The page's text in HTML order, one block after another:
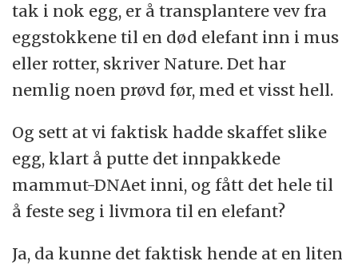
tak i nok egg, er å transplantere vev fra
eggstokkene til en død elefant inn i mus
eller rotter, skriver Nature. Det har
nemlig noen prøvd før, med et visst hell.
Og sett at vi faktisk hadde skaffet slike
egg, klart å putte det innpakkede
mammut-DNAet inni, og fått det hele til
å feste seg i livmora til en elefant?
Ja, da kunne det faktisk hende at en liten